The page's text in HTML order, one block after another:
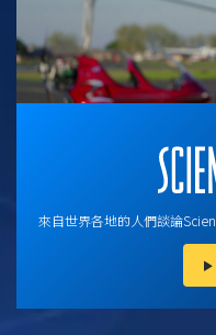
來自世界各地的人們談論